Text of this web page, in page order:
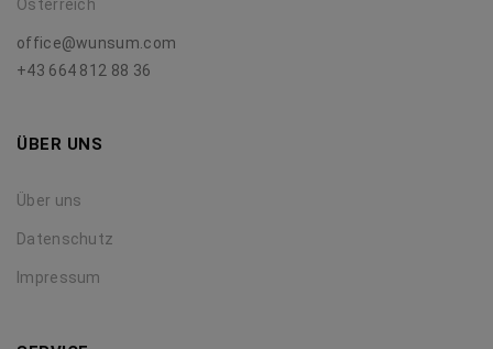
Österreich
office@wunsum.com
+43 664 812 88 36
ÜBER UNS
Über uns
Datenschutz
Impressum